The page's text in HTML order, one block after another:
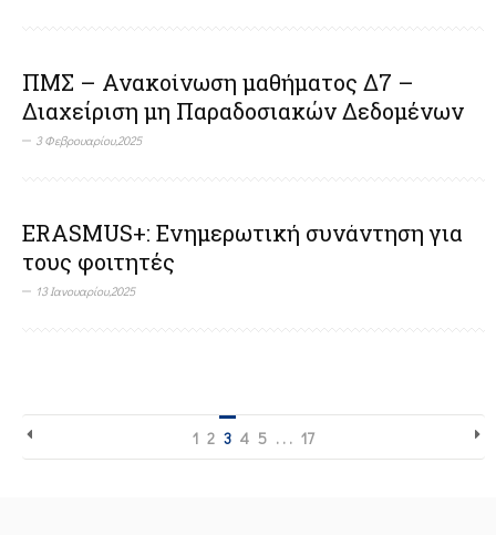
ΠΜΣ – Ανακοίνωση μαθήματος Δ7 –
Διαχείριση μη Παραδοσιακών Δεδομένων
3 Φεβρουαρίου,2025
ERASMUS+: Ενημερωτική συνάντηση για
τους φοιτητές
13 Ιανουαρίου,2025
1 2 3 4 5 . . . 17